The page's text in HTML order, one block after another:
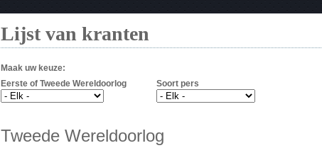
Lijst van kranten
Maak uw keuze:
Eerste of Tweede Wereldoorlog
Soort pers
Tweede Wereldoorlog